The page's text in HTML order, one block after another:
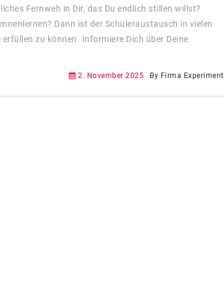
Fernweh in Dir, das Du endlich stillen willst?
Dann ist der Schüleraustausch in vielen
zu können. Informiere Dich über Deine
2. November 2025 By Firma Experiment